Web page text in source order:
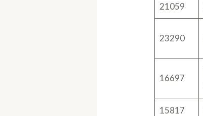
21059
23290
16697
15817